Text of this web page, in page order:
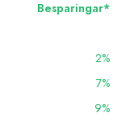
Besparingar*
2%
7%
9%